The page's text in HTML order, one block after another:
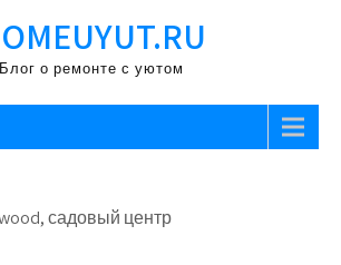
Блог о ремонте с уютом
садовый центр